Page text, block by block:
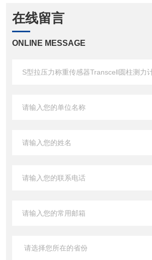
在线留言
ONLINE MESSAGE